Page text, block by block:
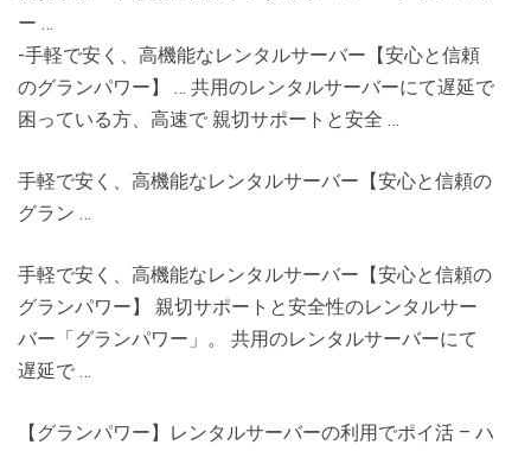
ー …
-手軽で安く、高機能なレンタルサーバー【安心と信頼
のグランパワー】 … 共用のレンタルサーバーにて遅延で
困っている方、高速で 親切サポートと安全 …
手軽で安く、高機能なレンタルサーバー【安心と信頼の
グラン …
手軽で安く、高機能なレンタルサーバー【安心と信頼の
グランパワー】 親切サポートと安全性のレンタルサー
バー「グランパワー」。 共用のレンタルサーバーにて
遅延で …
【グランパワー】レンタルサーバーの利用でポイ活 – ハ